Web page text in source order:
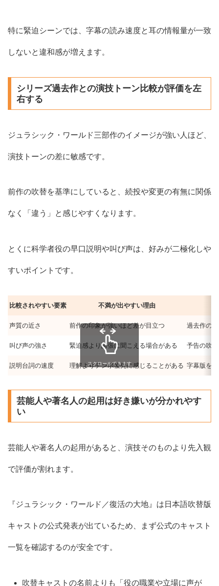
特に緊迫シーンでは、字幕の読み速度と耳の情報量が一致
しないと違和感が増えます。
シリーズ過去作との演技トーン比較が評価を左
右する
ジュラシック・ワールド三部作のイメージが強い人ほど、
演技トーンの差に敏感です。
前作の吹替を基準にしていると、続投や変更の有無に関係
なく「違う」と感じやすくなります。
とくに科学者役の早口説明や叫び声は、好みが二極化しや
すいポイントです。
比較されやすい要素 不満が出やすい理由
声質の近さ 前作の印象が強いほど差が目立つ 過去作の
叫び声の強さ 緊迫感より誇張に聞こえる場合がある 予告の吹
説明台詞の速度 理解よりテンポ優先に感じることがある 字幕版を
スクロールできます
芸能人や著名人の起用は好き嫌いが分かれやす
い
芸能人や著名人の起用があると、演技そのものより先入観
で評価が割れます。
『ジュラシック・ワールド／復活の大地』は日本語吹替版
キャストの公式発表が出ているため、まず公式のキャスト
一覧を確認するのが安全です。
吹替キャストの名前よりも「役の職業や立場に声が